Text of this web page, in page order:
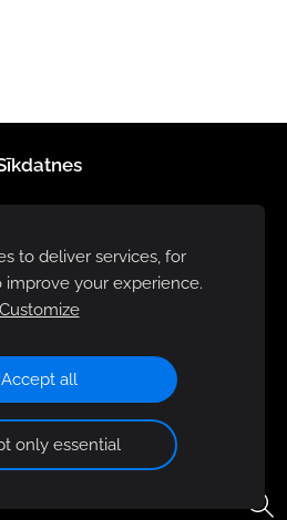
to deliver services, for
improve your experience.
Customize
Accept all
only essential